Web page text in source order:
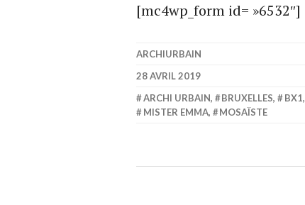
[mc4wp_form id= »6532″]
ARCHIURBAIN
28 AVRIL 2019
ARCHI URBAIN, BRUXELLES, BX1,
MISTER EMMA, MOSAÏSTE